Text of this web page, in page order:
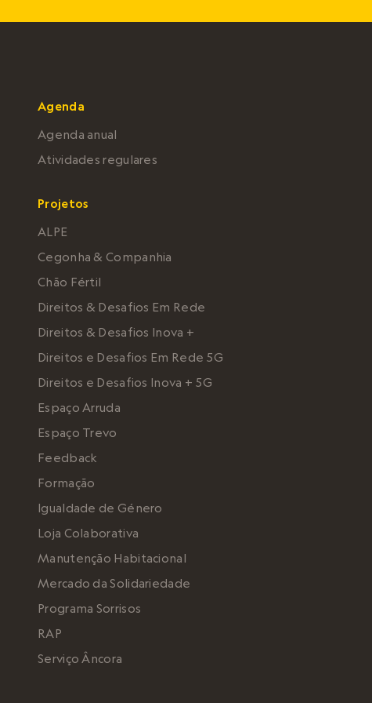
Agenda
Agenda anual
Atividades regulares
Projetos
ALPE
Cegonha & Companhia
Chão Fértil
Direitos & Desafios Em Rede
Direitos & Desafios Inova +
Direitos e Desafios Em Rede 5G
Direitos e Desafios Inova + 5G
Espaço Arruda
Espaço Trevo
Feedback
Formação
Igualdade de Género
Loja Colaborativa
Manutenção Habitacional
Mercado da Solidariedade
Programa Sorrisos
RAP
Serviço Âncora